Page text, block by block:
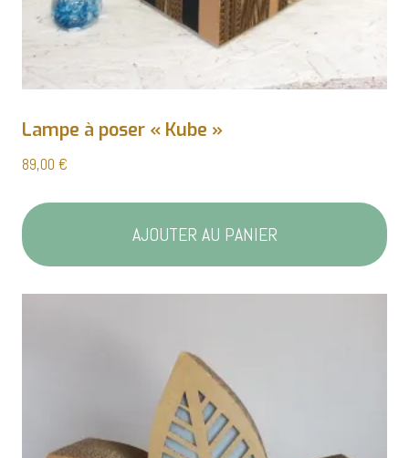
Lampe à poser « Kube »
89,00 €
AJOUTER AU PANIER